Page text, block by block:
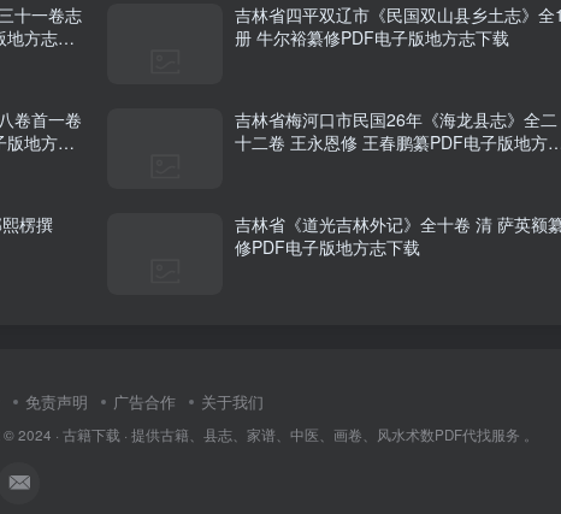
十一卷志
地方志下
吉林省四平双辽市《民国双山县乡土志》全1
册 牛尔裕纂修PDF电子版地方志下载
卷首一卷
版地方志
吉林省梅河口市民国26年《海龙县志》全二
十二卷 王永恩修 王春鹏纂PDF电子版地方
楞撰
吉林省《道光吉林外记》全十卷 清 萨英额
修PDF电子版地方志下载
免责声明 广告合作 关于我们
2024 · 古籍下载 · 提供古籍、县志、家谱、中医、画卷、风水术数PDF代找服务 。